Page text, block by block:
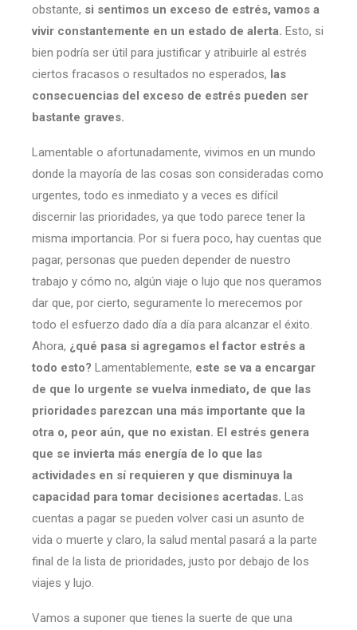
obstante, si sentimos un exceso de estrés, vamos a
vivir constantemente en un estado de alerta. Esto, si
bien podría ser útil para justificar y atribuirle al estrés
ciertos fracasos o resultados no esperados, las
consecuencias del exceso de estrés pueden ser
bastante graves.
Lamentable o afortunadamente, vivimos en un mundo
donde la mayoría de las cosas son consideradas como
urgentes, todo es inmediato y a veces es difícil
discernir las prioridades, ya que todo parece tener la
misma importancia. Por si fuera poco, hay cuentas que
pagar, personas que pueden depender de nuestro
trabajo y cómo no, algún viaje o lujo que nos queramos
dar que, por cierto, seguramente lo merecemos por
todo el esfuerzo dado día a día para alcanzar el éxito.
Ahora, ¿qué pasa si agregamos el factor estrés a
todo esto? Lamentablemente, este se va a encargar
de que lo urgente se vuelva inmediato, de que las
prioridades parezcan una más importante que la
otra o, peor aún, que no existan. El estrés genera
que se invierta más energía de lo que las
actividades en sí requieren y que disminuya la
capacidad para tomar decisiones acertadas. Las
cuentas a pagar se pueden volver casi un asunto de
vida o muerte y claro, la salud mental pasará a la parte
final de la lista de prioridades, justo por debajo de los
viajes y lujo.
Vamos a suponer que tienes la suerte de que una